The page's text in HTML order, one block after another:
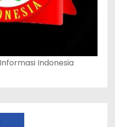
Indonesia